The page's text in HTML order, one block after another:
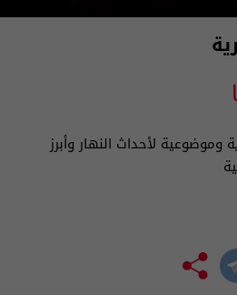
وموضوعية لأحداث النهار وأبرز